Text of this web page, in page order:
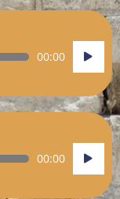
אודיו
00:00
אודיו
00:00